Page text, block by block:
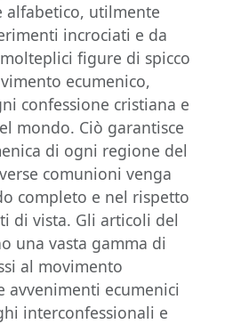
alfabetico, utilmente
incrociati e da
figure di spicco
ecumenico,
confessione cristiana e
mondo. Ciò garantisce
di ogni regione del
comunioni venga
completo e nel rispetto
di vista. Gli articoli del
una vasta gamma di
al movimento
avvenimenti ecumenici
interconfessionali e